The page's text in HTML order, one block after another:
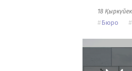
18
Бюро